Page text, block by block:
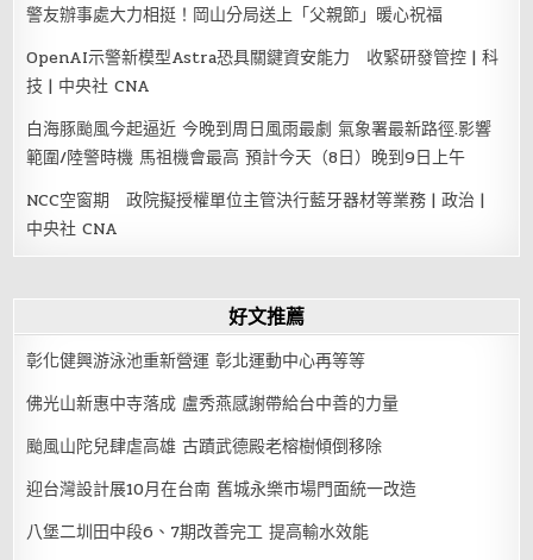
警友辦事處大力相挺！岡山分局送上「父親節」暖心祝福
OpenAI示警新模型Astra恐具關鍵資安能力 收緊研發管控 | 科
技 | 中央社 CNA
白海豚颱風今起逼近 今晚到周日風雨最劇 氣象署最新路徑.影響
範圍/陸警時機 馬祖機會最高 預計今天（8日）晚到9日上午
NCC空窗期 政院擬授權單位主管決行藍牙器材等業務 | 政治 |
中央社 CNA
好文推薦
彰化健興游泳池重新營運 彰北運動中心再等等
佛光山新惠中寺落成 盧秀燕感謝帶給台中善的力量
颱風山陀兒肆虐高雄 古蹟武德殿老榕樹傾倒移除
迎台灣設計展10月在台南 舊城永樂市場門面統一改造
八堡二圳田中段6、7期改善完工 提高輸水效能